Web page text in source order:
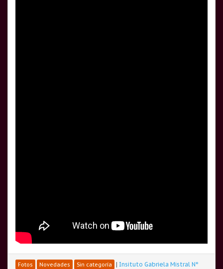
Fotos Novedades Sin categoría | Insituto Gabriela Mistral N°